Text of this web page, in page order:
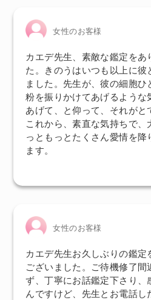
女性のお客様
カエデ先生、素敵な鑑定をあ
た。きのうはいつも以上に
ました。先生が、彼の細胞
粉を振りかけてあげるような
あげて、と仰って、それがと
これから、素直な気持ちで、
っともっとたくさん愛情を
ます。
女性のお客様
カエデ先生お久しぶりの鑑定
ございました。ご待機修了間
ず、丁寧にお話鑑定下さり、
んですけど、先生とお電話